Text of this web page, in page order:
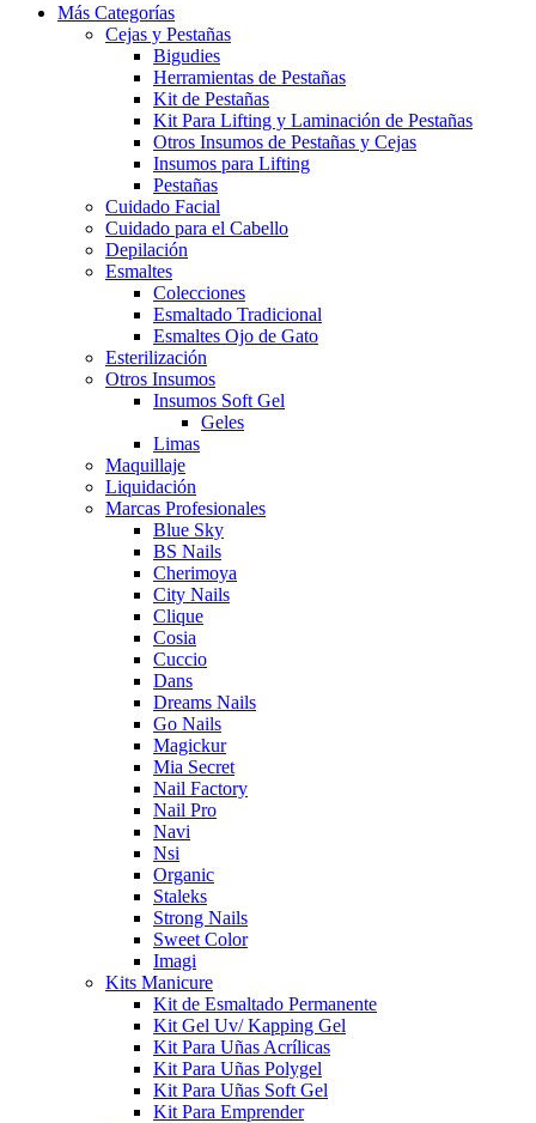
Más Categorías
Cejas y Pestañas
Bigudies
Herramientas de Pestañas
Kit de Pestañas
Kit Para Lifting y Laminación de Pestañas
Otros Insumos de Pestañas y Cejas
Insumos para Lifting
Pestañas
Cuidado Facial
Cuidado para el Cabello
Depilación
Esmaltes
Colecciones
Esmaltado Tradicional
Esmaltes Ojo de Gato
Esterilización
Otros Insumos
Insumos Soft Gel
Geles
Limas
Maquillaje
Liquidación
Marcas Profesionales
Blue Sky
BS Nails
Cherimoya
City Nails
Clique
Cosia
Cuccio
Dans
Dreams Nails
Go Nails
Magickur
Mia Secret
Nail Factory
Nail Pro
Navi
Nsi
Organic
Staleks
Strong Nails
Sweet Color
Imagi
Kits Manicure
Kit de Esmaltado Permanente
Kit Gel Uv/ Kapping Gel
Kit Para Uñas Acrílicas
Kit Para Uñas Polygel
Kit Para Uñas Soft Gel
Kit Para Emprender